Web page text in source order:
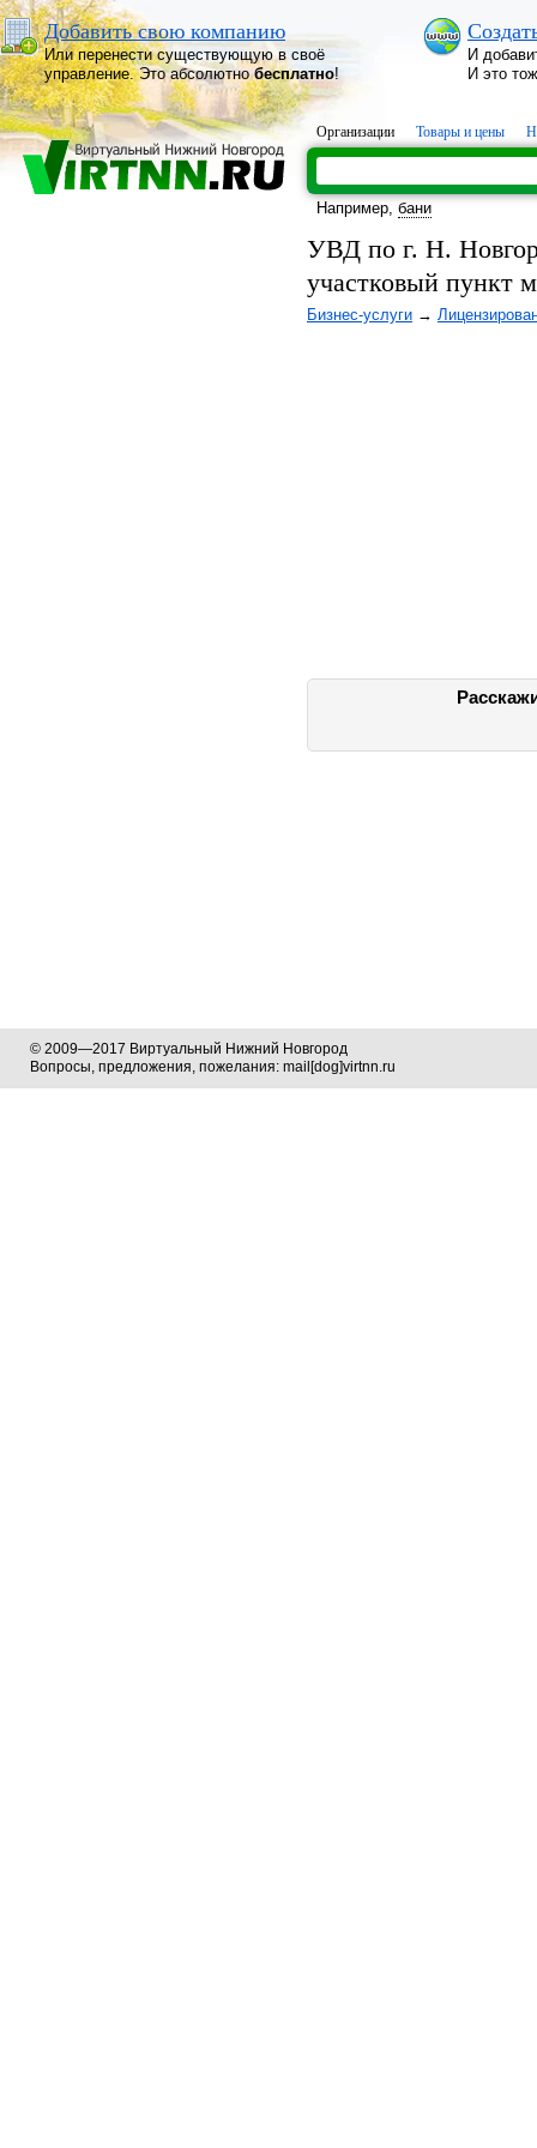
Добавить свою компанию
Или перенести существующую в своё
управление. Это абсолютнобесплатно!
И
И это
Организации Товары и цены
Например, бани
УВД по г. Н.
участковый пункт
Бизнес-услуги →
© 2009—2017 Виртуальный Нижний Новгород
Вопросы, предложения, пожелания: mail[dog]virtnn.ru